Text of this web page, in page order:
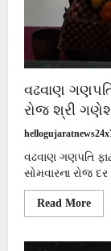
વઢવાણ
રોજ શ્રી ગણેશ
વઢવાણ ગણપતિ
સોમવારના રોજ
Read MoreRead